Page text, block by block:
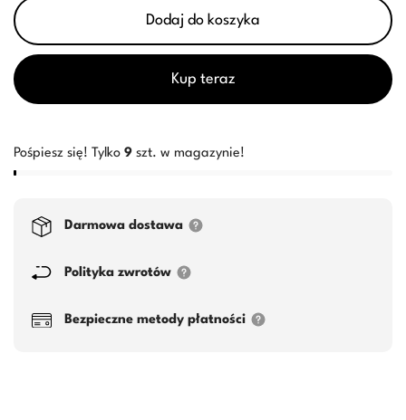
Dodaj do koszyka
Kup teraz
Pośpiesz się! Tylko 9 szt. w magazynie!
Darmowa dostawa
Polityka zwrotów
Bezpieczne metody płatności